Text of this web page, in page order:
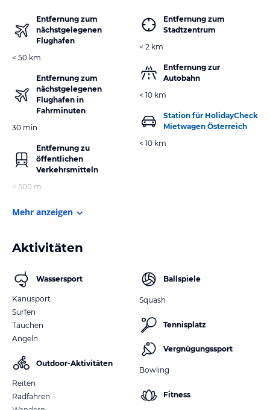
Entfernung zum
nächstgelegenen
Flughafen
< 50 km
Entfernung zum
nächstgelegenen
Flughafen in
Fahrminuten
30 min
Entfernung zu
öffentlichen
Verkehrsmitteln
< 500 m
Entfernung zum
Stadtzentrum
< 2 km
Entfernung zur
Autobahn
< 10 km
Station für HolidayCheck
Mietwagen Österreich
< 10 km
Mehr anzeigen
Aktivitäten
Wassersport
Kanusport
Surfen
Tauchen
Angeln
Outdoor-Aktivitäten
Reiten
Radfahren
Ballspiele
Squash
Tennisplatz
Vergnügungssport
Bowling
Fitness